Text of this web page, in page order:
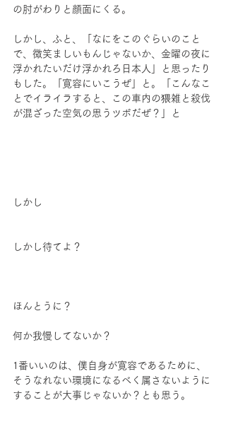
の肘がわりと顔面にくる。
しかし、ふと、「なにをこのぐらいのこと
で、微笑ましいもんじゃないか、金曜の夜に
浮かれたいだけ浮かれろ日本人」と思ったり
もした。「寛容にいこうぜ」と。「こんなこ
とでイライラすると、この車内の猥雑と殺伐
が混ざった空気の思うツボだぜ？」と
しかし
しかし待てよ？
ほんとうに？
何か我慢してないか？
1番いいのは、僕自身が寛容であるために、
そうなれない環境になるべく属さないように
することが大事じゃないか？とも思う。